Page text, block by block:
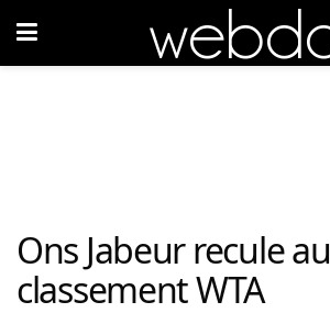
Ons Jabeur recule au
classement WTA